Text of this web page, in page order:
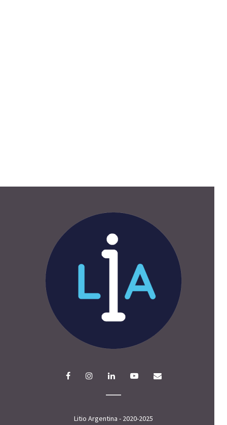
Litio Argentina - 2020-2025